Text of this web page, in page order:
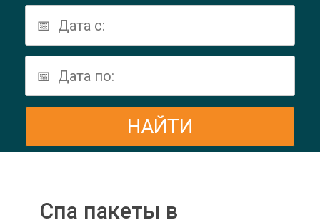
Спа пакеты в